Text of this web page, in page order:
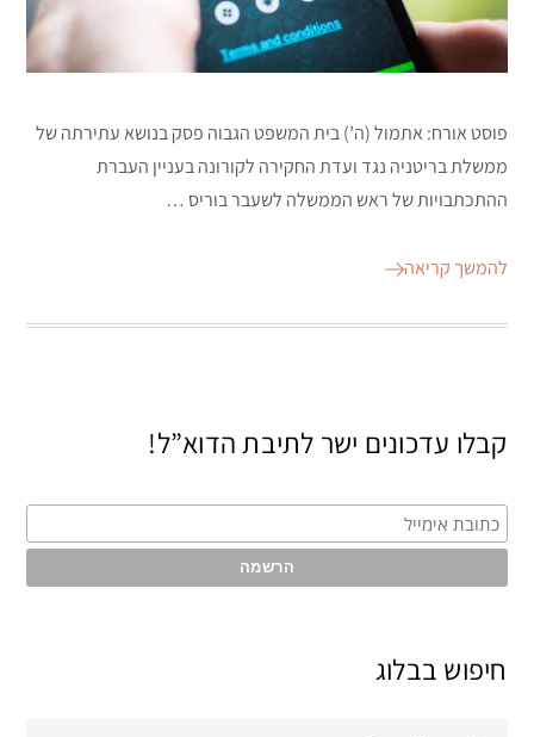
פוסט אורח: אתמול (ה’) בית המשפט הגבוה פסק בנושא עתירתה של
ממשלת בריטניה נגד ועדת החקירה לקורונה בעניין העברת
ההתכתבויות של ראש הממשלה לשעבר בוריס …
להמשך קריאה
קבלו עדכונים ישר לתיבת הדוא”ל!
חיפוש בבלוג